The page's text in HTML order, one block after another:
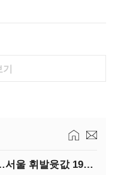
전국 기름값 12주 연속 하락…서울 휘발윳값 1909원